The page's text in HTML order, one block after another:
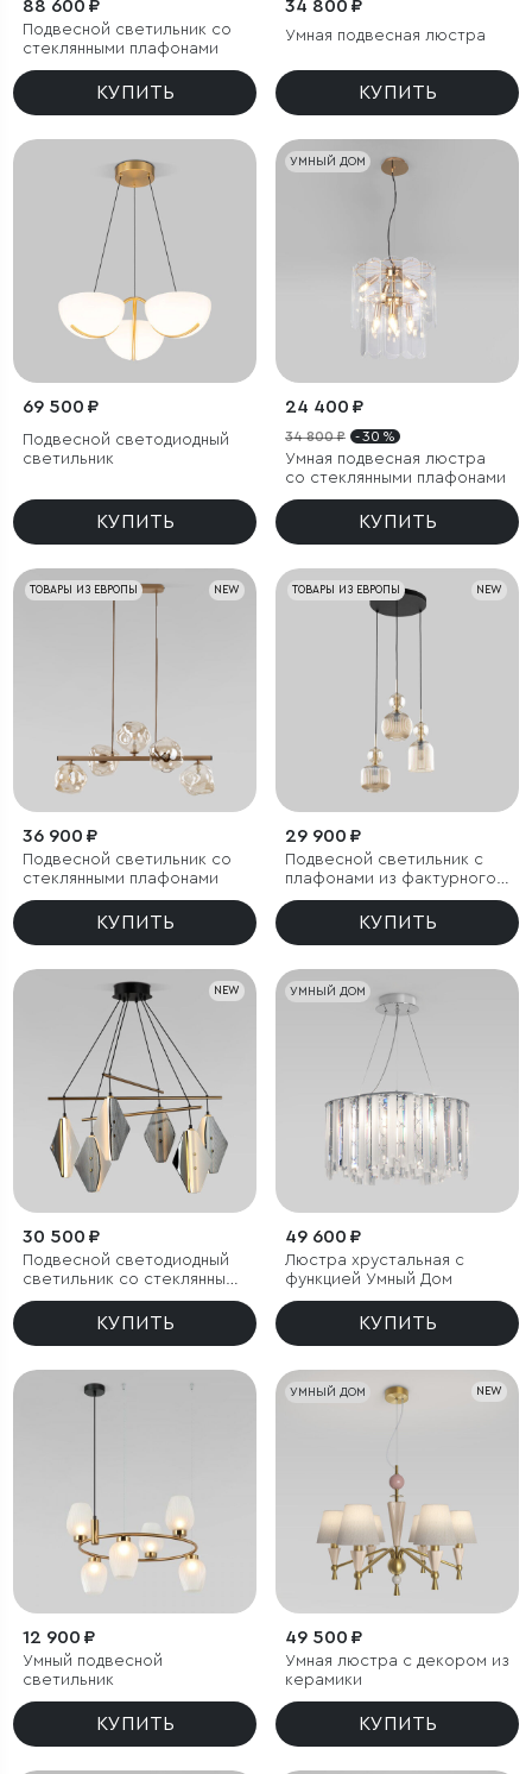
88 600 ₽
Подвесной светильник со
стеклянными плафонами
КУПИТЬ
34 800 ₽
Умная подвесная люстра
КУПИТЬ
69 500 ₽
Подвесной светодиодный
светильник
КУПИТЬ
УМНЫЙ ДОМ
24 400 ₽
34 800 ₽ - 30 %
Умная подвесная люстра
со стеклянными плафонами
КУПИТЬ
NEW
ТОВАРЫ ИЗ ЕВРОПЫ
36 900 ₽
Подвесной светильник со
стеклянными плафонами
КУПИТЬ
NEW
ТОВАРЫ ИЗ ЕВРОПЫ
29 900 ₽
Подвесной светильник с
плафонами из фактурного
стекла
КУПИТЬ
NEW
30 500 ₽
Подвесной светодиодный
светильник со стеклянными
плафонами
КУПИТЬ
УМНЫЙ ДОМ
49 600 ₽
Люстра хрустальная с
функцией Умный Дом
КУПИТЬ
12 900 ₽
Умный подвесной
светильник
КУПИТЬ
УМНЫЙ ДОМ NEW
49 500 ₽
Умная люстра с декором из
керамики
КУПИТЬ